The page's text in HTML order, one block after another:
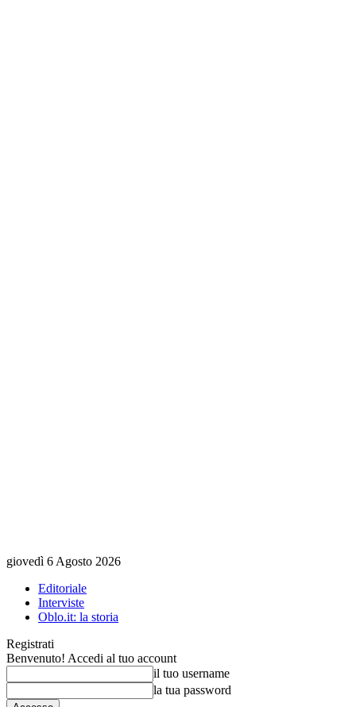
giovedì 6 Agosto 2026
Editoriale
Interviste
Oblo.it: la storia
Registrati
Benvenuto! Accedi al tuo account
il tuo username
la tua password